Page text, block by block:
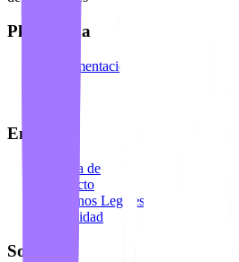
Plataforma
Documentación
Empresa
Acerca de
Contacto
Términos Legales
Privacidad
Soporte